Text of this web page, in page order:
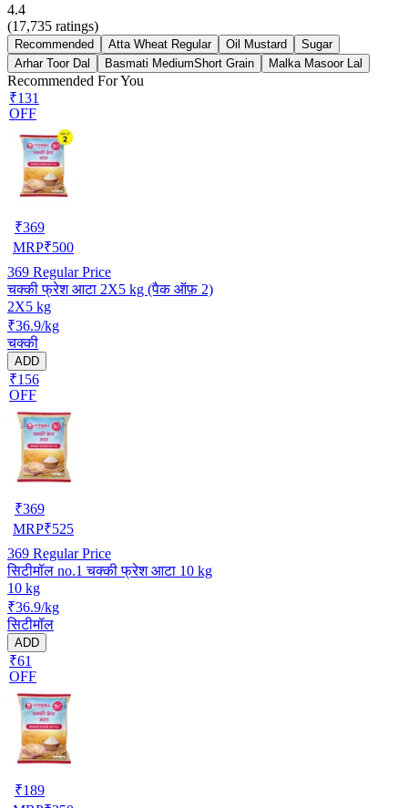
4.4
(17,735 ratings)
Recommended Atta Wheat Regular Oil Mustard
Sugar
Arhar Toor Dal
Basmati MediumShort Grain Malka Masoor Lal
Recommended For You
₹131
OFF
₹369
MRP₹500
369 Regular Price
चक्की फ्रेश आटा 2X5 kg (पैक ऑफ़ 2)
2X5 kg
₹36.9/kg
चक्की
ADD
₹156
OFF
₹369
MRP₹525
369 Regular Price
सिटीमॉल no.1 चक्की फ्रेश आटा 10 kg
10 kg
₹36.9/kg
सिटीमॉल
ADD
₹61
OFF
₹189